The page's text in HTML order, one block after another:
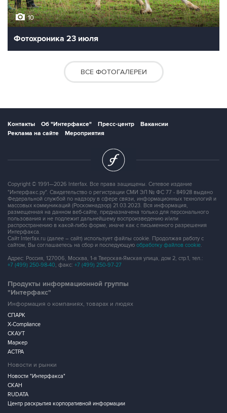
10
Фотохроника 23 июля
ВСЕ ФОТОГАЛЕРЕИ
Контакты Об "Интерфаксе" Пресс-центр
Вакансии
Реклама на сайте
Мероприятия
Copyright © 1991—2026 Interfax. Все права защищены. Сетевое издание
"Интерфакс.ру". Свидетельство о регистрации СМИ ЭЛ № ФС 77 - 84928 выдано
Федеральной службой по надзору в сфере связи, информационных технологий и
массовых коммуникаций (Роскомнадзор) 21.03.2023. Вся информация,
размещенная на данном веб-сайте, предназначена только для персонального
пользования и не подлежит дальнейшему воспроизведению и/или
распространению в какой-либо форме, иначе как с письменного разрешения
Интерфакса.
Сайт Interfax.ru (далее – сайт) использует файлы cookie. Продолжая работу с
сайтом, Вы соглашаетесь на сбор и последующую обработку файлов cookie.
Адрес: Россия, 127006, Москва, 1-я Тверская-Ямская улица, дом 2, стр.1, тел.:
+7 (499) 250-98-40, факс: +7 (499) 250-97-27
Продукты информационной группы
"Интерфакс"
Информация о компаниях, товарах и людях
СПАРК
X-Compliance
СКАУТ
Маркер
АСТРА
Новости и рынки
Новости "Интерфакса"
СКАН
RUDATA
Центр раскрытия корпоративной информации